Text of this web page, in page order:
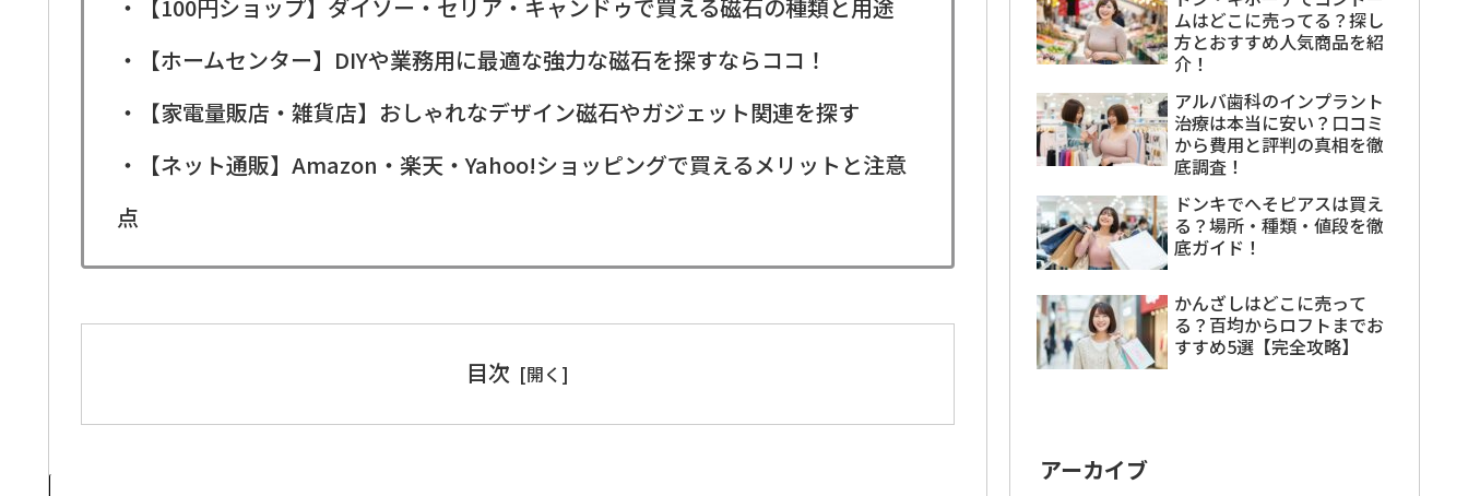
・【100円ショップ】ダイソー・セリア・キャンドゥで買える磁石の種類と用途
・【ホームセンター】DIYや業務用に最適な強力な磁石を探すならココ！
・【家電量販店・雑貨店】おしゃれなデザイン磁石やガジェット関連を探す
・【ネット通販】Amazon・楽天・Yahoo!ショッピングで買えるメリットと注意
点
目次
ムはどこに売ってる？探し
方とおすすめ人気商品を紹
介！
アルバ歯科のインプラント
治療は本当に安い？口コミ
から費用と評判の真相を徹
底調査！
ドンキでへそピアスは買え
る？場所・種類・値段を徹
底ガイド！
かんざしはどこに売って
る？百均からロフトまでお
すすめ5選【完全攻略】
アーカイブ